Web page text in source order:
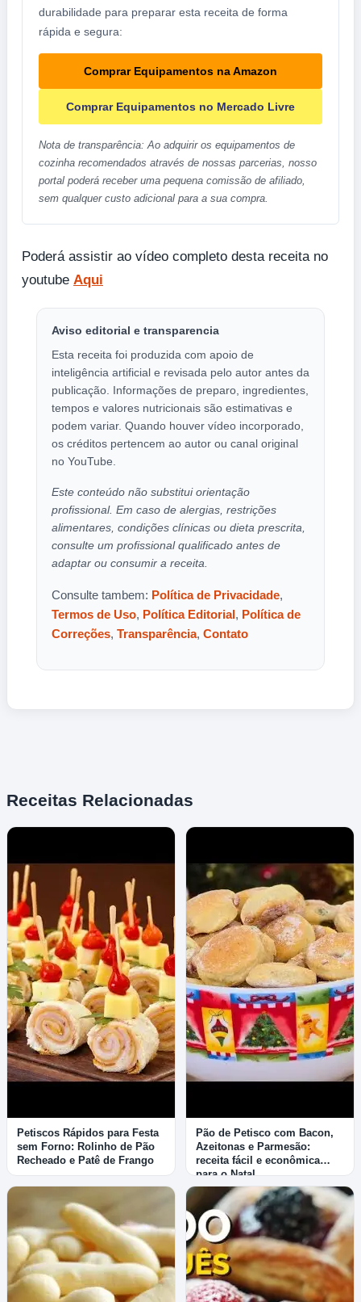
durabilidade para preparar esta receita de forma
rápida e segura:
Comprar Equipamentos na Amazon
Comprar Equipamentos no Mercado Livre
Nota de transparência: Ao adquirir os equipamentos de
cozinha recomendados através de nossas parcerias, nosso
portal poderá receber uma pequena comissão de afiliado,
sem qualquer custo adicional para a sua compra.
Poderá assistir ao vídeo completo desta receita no
youtube Aqui
Aviso editorial e transparencia
Esta receita foi produzida com apoio de
inteligência artificial e revisada pelo autor antes da
publicação. Informações de preparo, ingredientes,
tempos e valores nutricionais são estimativas e
podem variar. Quando houver vídeo incorporado,
os créditos pertencem ao autor ou canal original
no YouTube.
Este conteúdo não substitui orientação
profissional. Em caso de alergias, restrições
alimentares, condições clínicas ou dieta prescrita,
consulte um profissional qualificado antes de
adaptar ou consumir a receita.
Consulte tambem: Política de Privacidade,
Termos de Uso, Política Editorial, Política de
Correções, Transparência, Contato
Receitas Relacionadas
Petiscos Rápidos para Festa
sem Forno: Rolinho de Pão
Recheado e Patê de Frango
Pão de Petisco com Bacon,
Azeitonas e Parmesão:
receita fácil e econômica
para o Natal